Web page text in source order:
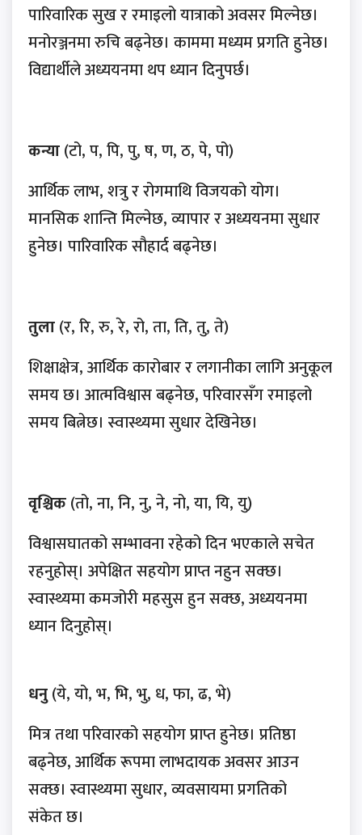
पारिवारिक सुख र रमाइलो यात्राको अवसर मिल्नेछ।
मनोरञ्जनमा रुचि बढ्नेछ। काममा मध्यम प्रगति हुनेछ।
विद्यार्थीले अध्ययनमा थप ध्यान दिनुपर्छ।
कन्या(टो, प, पि, पु, ष, ण, ठ, पे, पो)
आर्थिक लाभ, शत्रु र रोगमाथि विजयको योग।
मानसिक शान्ति मिल्नेछ, व्यापार र अध्ययनमा सुधार
हुनेछ। पारिवारिक सौहार्द बढ्नेछ।
तुला(र, रि, रु, रे, रो, ता, ति, तु, ते)
शिक्षाक्षेत्र, आर्थिक कारोबार र लगानीका लागि अनुकूल
समय छ। आत्मविश्वास बढ्नेछ, परिवारसँग रमाइलो
समय बित्नेछ। स्वास्थ्यमा सुधार देखिनेछ।
वृश्चिक(तो, ना, नि, नु, ने, नो, या, यि, यु)
विश्वासघातको सम्भावना रहेको दिन भएकाले सचेत
रहनुहोस्। अपेक्षित सहयोग प्राप्त नहुन सक्छ।
स्वास्थ्यमा कमजोरी महसुस हुन सक्छ, अध्ययनमा
ध्यान दिनुहोस्।
धनु(ये, यो, भ, भि, भु, ध, फा, ढ, भे)
मित्र तथा परिवारको सहयोग प्राप्त हुनेछ। प्रतिष्ठा
बढ्नेछ, आर्थिक रूपमा लाभदायक अवसर आउन
सक्छ। स्वास्थ्यमा सुधार, व्यवसायमा प्रगतिको
संकेत छ।